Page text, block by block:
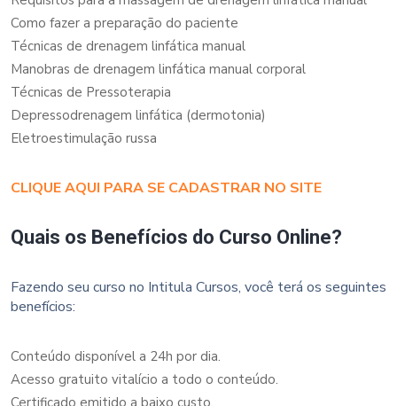
Como fazer a preparação do paciente
Técnicas de drenagem linfática manual
Manobras de drenagem linfática manual corporal
Técnicas de Pressoterapia
Depressodrenagem linfática (dermotonia)
Eletroestimulação russa
CLIQUE AQUI PARA SE CADASTRAR NO SITE
Quais os Benefícios do Curso Online?
Fazendo seu curso no Intitula Cursos, você terá os seguintes
benefícios:
Conteúdo disponível a 24h por dia.
Acesso gratuito vitalício a todo o conteúdo.
Certificado emitido a baixo custo.